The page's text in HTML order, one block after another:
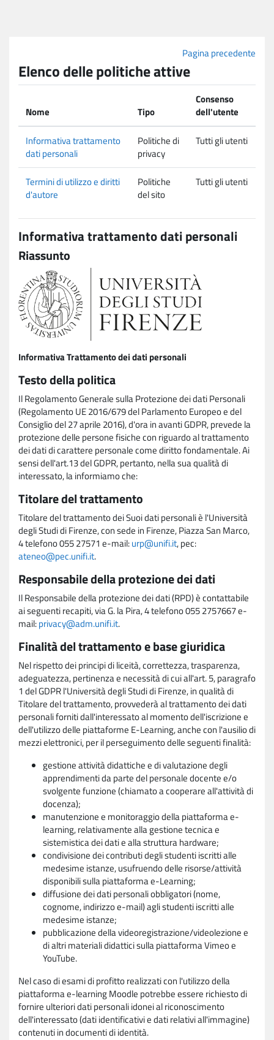
Pagina precedente
Elenco delle politiche attive
Nome Tipo
Consenso
dell'utente
Informativa trattamento
dati personali
Politiche di
privacy
Tutti gli utenti
Termini di utilizzo e diritti
d'autore
Politiche
del sito
Tutti gli utenti
Informativa trattamento dati personali
Riassunto
Informativa Trattamento dei dati personali
Testo della politica
Il Regolamento Generale sulla Protezione dei dati Personali
(Regolamento UE 2016/679 del Parlamento Europeo e del
Consiglio del 27 aprile 2016), d'ora in avanti GDPR, prevede la
protezione delle persone fisiche con riguardo al trattamento
dei dati di carattere personale come diritto fondamentale. Ai
sensi dell'art.13 del GDPR, pertanto, nella sua qualità di
interessato, la informiamo che:
Titolare del trattamento
Titolare del trattamento dei Suoi dati personali è l'Università
degli Studi di Firenze, con sede in Firenze, Piazza San Marco,
4 telefono 055 27571 e-mail:urp@unifi.it, pec:
ateneo@pec.unifi.it.
Responsabile della protezione dei dati
Il Responsabile della protezione dei dati (RPD) è contattabile
ai seguenti recapiti, via G. la Pira, 4 telefono 055 2757667 e-
mail:privacy@adm.unifi.it.
Finalità del trattamento e base giuridica
Nel rispetto dei principi di liceità, correttezza, trasparenza,
adeguatezza, pertinenza e necessità di cui all'art. 5, paragrafo
1 del GDPR l'Università degli Studi di Firenze, in qualità di
Titolare del trattamento, provvederà al trattamento dei dati
personali forniti dall'interessato al momento dell'iscrizione e
dell'utilizzo delle piattaforme E-Learning, anche con l'ausilio di
mezzi elettronici, per il perseguimento delle seguenti finalità:
gestione attività didattiche e di valutazione degli
apprendimenti da parte del personale docente e/o
svolgente funzione (chiamato a cooperare all'attività di
docenza);
manutenzione e monitoraggio della piattaforma e-
learning, relativamente alla gestione tecnica e
sistemistica dei dati e alla struttura hardware;
condivisione dei contributi degli studenti iscritti alle
medesime istanze, usufruendo delle risorse/attività
disponibili sulla piattaforma e-Learning;
diffusione dei dati personali obbligatori (nome,
cognome, indirizzo e-mail) agli studenti iscritti alle
medesime istanze;
pubblicazione della videoregistrazione/videolezione e
di altri materiali didattici sulla piattaforma Vimeo e
YouTube.
Nel caso di esami di profitto realizzati con l'utilizzo della
piattaforma e-learning Moodle potrebbe essere richiesto di
fornire ulteriori dati personali idonei al riconoscimento
dell'interessato (dati identificativi e dati relativi all'immagine)
contenuti in documenti di identità.